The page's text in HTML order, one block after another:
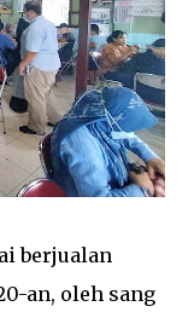
berjualan
an, oleh sang